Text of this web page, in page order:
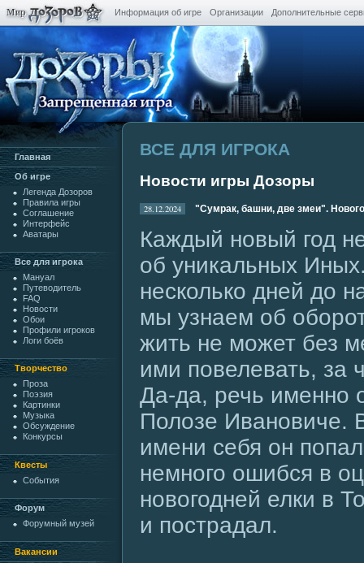
Информация об игре Организации Дополнительные
Главная
Oб игре
Легенда Дозоров
Правила игры
Cоглашение
Интерфейс
Аватары
Все для игрока
Мануал
Путеводитель
FAQ
Новости
Обои
Профили игроков
Логи боёв
Творчество
Проза
Поэзия
Картинки
Музыка
Обсуждение
Конкурсы
Квесты
События
Форум
Форумный музей
Вакансии
ВСЕ ДЛЯ ИГРОКА
Новости игры Дозоры
28.12.2024 "Сумрак, башни, две змеи".
Каждый новый год
об уникальных
несколько дней до
мы узнаем об
жить не может без
ими повелевать, за
Да-да, речь именно
Полозе Ивановиче.
имени себя он
немного ошибся в
новогодней елки в
и пострадал.